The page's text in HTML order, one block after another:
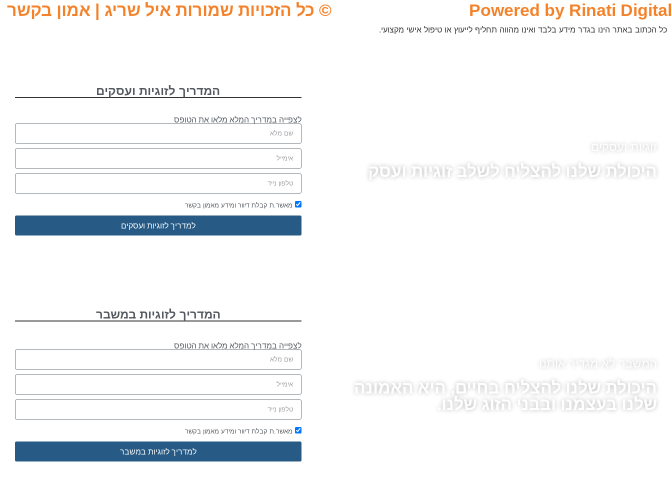
Powered by Rinati Digital © כל הזכויות שמורות איל שריג | אמון בקשר
כל הכתוב באתר הינו בגדר מידע בלבד ואינו מהווה תחליף לייעוץ או טיפול אישי מקצועי.
זוגיות ועסקים
היכולת שלנו להצליח לשלב זוגיות ועסק
המדריך לזוגיות ועסקים
לצפייה במדריך המלא מלאו את הטופס
מאשר.ת קבלת דיוור ומידע מאמון בקשר
למדריך לזוגיות ועסקים
המשבר לא מגדיר אותנו
היכולת שלנו להצליח בחיים, היא האמונה
שלנו בעצמנו ובבני הזוג שלנו.
המדריך לזוגיות במשבר
לצפייה במדריך המלא מלאו את הטופס
מאשר.ת קבלת דיוור ומידע מאמון בקשר
למדריך לזוגיות במשבר